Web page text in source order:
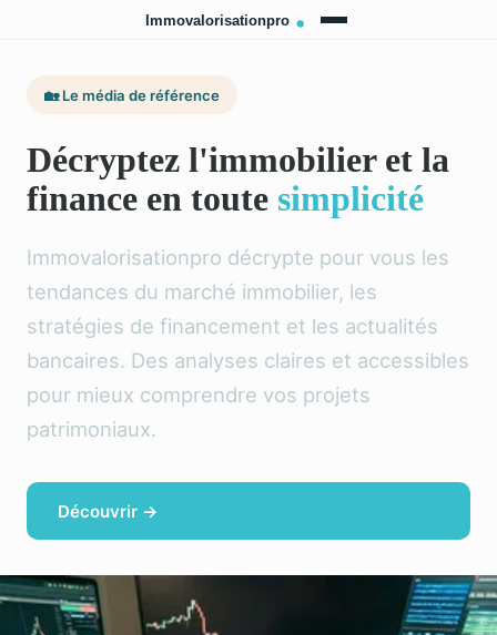
🏡 Le média de référence
Décryptez l'immobilier et la
finance en toute simplicité
Immovalorisationpro décrypte pour vous les
tendances du marché immobilier, les
stratégies de financement et les actualités
bancaires. Des analyses claires et accessibles
pour mieux comprendre vos projets
patrimoniaux.
Découvrir →